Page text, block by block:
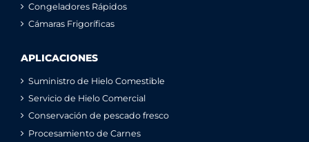
Congeladores Rápidos
Cámaras Frigoríficas
APLICACIONES
Suministro de Hielo Comestible
Servicio de Hielo Comercial
Conservación de pescado fresco
Procesamiento de Carnes